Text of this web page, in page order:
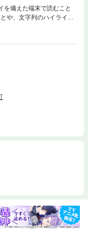
を備えた端末で読むこと
や、文字列のハイライ
きません。沖縄の野山で
沖縄でよく見かける身近
は、植物を調べる図鑑と
、一般的に難しい植物の
心に解説しています。・
写真をつけ、植物が分り
くしています。・主な沖
せ、特徴ある名やおもし
年、沖縄県生まれ。198
予備校にて受験生物を
師、（財）亜熱帯総合研
師として指導にあたり、